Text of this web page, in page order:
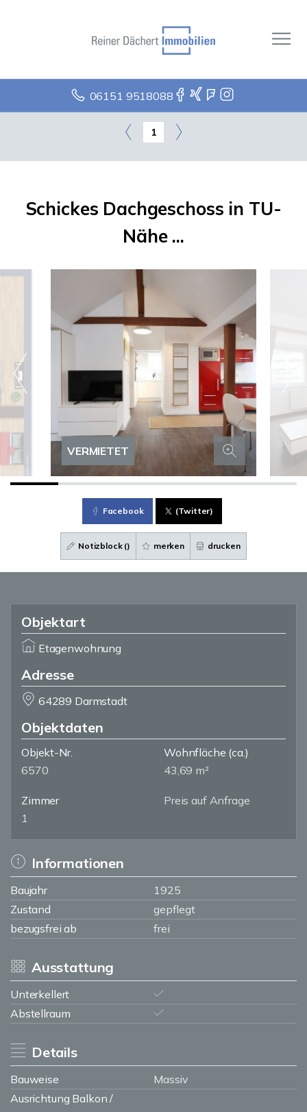
06151 9518088
1
Schickes Dachgeschoss in TU-
Nähe ...
VERMIETET
Facebook (Twitter)
Notizblock () merken drucken
Objektart
Etagenwohnung
Adresse
64289 Darmstadt
Objektdaten
Objekt-Nr.
6570
Wohnfläche (ca.)
43,69 m²
Zimmer
1
Preis auf Anfrage
Informationen
Baujahr
1925
Zustand
gepflegt
bezugsfrei ab
frei
Ausstattung
Unterkellert
Abstellraum
Details
Bauweise
Massiv
Ausrichtung Balkon /